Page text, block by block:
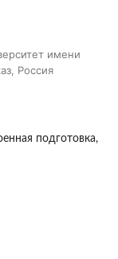
имени
Россия
подготовка,